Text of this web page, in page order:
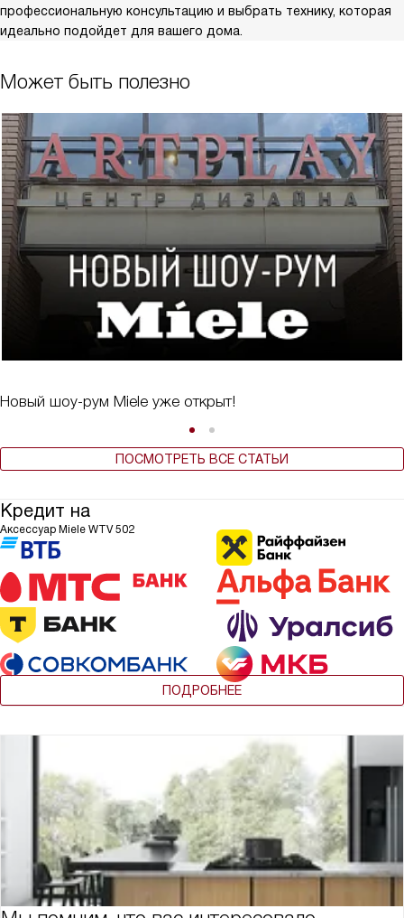
профессиональную консультацию и выбрать технику, которая
идеально подойдет для вашего дома.
Может быть полезно
Новый шоу-рум Miele уже открыт!
ПОСМОТРЕТЬ ВСЕ СТАТЬИ
Кредит на
Аксессуар Miele WTV 502
ПОДРОБНЕЕ